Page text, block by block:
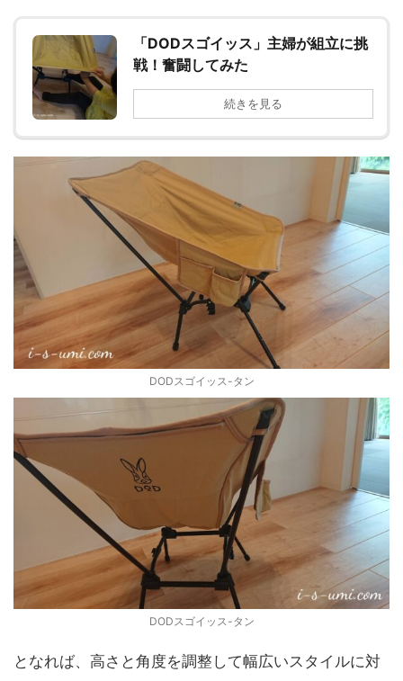
「DODスゴイッス」主婦が組立に挑
戦！奮闘してみた
続きを見る
DODスゴイッス-タン
DODスゴイッス-タン
となれば、高さと角度を調整して幅広いスタイルに対